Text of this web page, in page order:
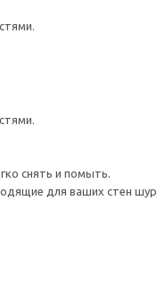
снять и помыть.
для ваших стен